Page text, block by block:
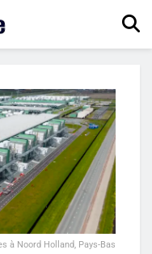
à Noord Holland, Pays-Bas